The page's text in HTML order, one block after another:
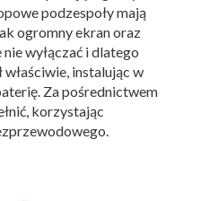
podzespoły mają
ogromny ekran oraz
wyłączać i dlatego
właściwie, instalując w
Za pośrednictwem
korzystając